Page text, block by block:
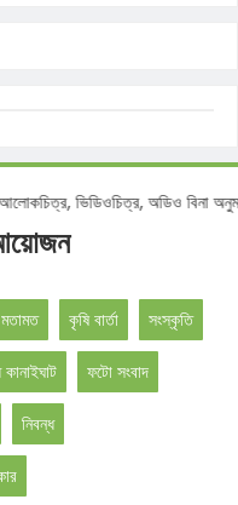
আলোকচিত্র, ভিডিওচিত্র, অডিও
মতামত কৃষি বার্তা সংস্কৃতি
ফটো সংবাদ
নিবন্ধ